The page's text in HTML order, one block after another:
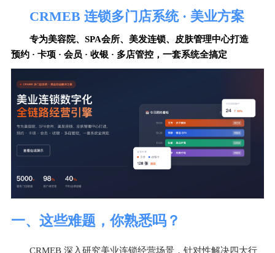
CRMEB 连锁多门店系统 · 美业方案
专为美容院、SPA会所、美发连锁、皮肤管理中心打造
预约 · 卡项 · 会员 · 收银 · 多店管控，一套系统全搞定
一、这些难题，你熟悉吗？
CRMEB 深入研究美业连锁经营场景，针对性解决四大行